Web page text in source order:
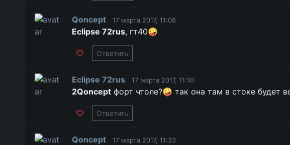
Qoncept 17 марта 2017, 11:08
Eclipse 72rus, гт40🤪
Ответить
Eclipse 72rus 17 марта 2017, 11:10
2Qonceptфорт чтоле?🤪 так она там в стоке будет
Ответить
Qoncept 17 марта 2017, 11:33